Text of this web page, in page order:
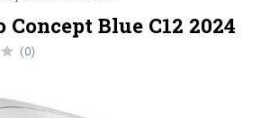
Concept Blue C12 2024
(0)